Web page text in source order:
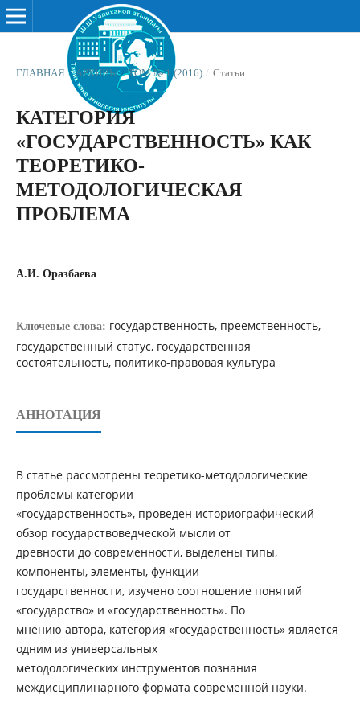
ГЛАВНАЯ / АРХИВЫ / ТОМ № 1 (2016) / Статьи
КАТЕГОРИЯ
«ГОСУДАРСТВЕННОСТЬ» КАК
ТЕОРЕТИКО-
МЕТОДОЛОГИЧЕСКАЯ
ПРОБЛЕМА
А.И. Оразбаева
Ключевые слова: государственность, преемственность,
государственный статус, государственная
состоятельность, политико-правовая культура
АННОТАЦИЯ
В статье рассмотрены теоретико-методологические
проблемы категории
«государственность», проведен историографический
обзор государствоведческой мысли от
древности до современности, выделены типы,
компоненты, элементы, функции
государственности, изучено соотношение понятий
«государство» и «государственность». По
мнению автора, категория «государственность» является
одним из универсальных
методологических инструментов познания
междисциплинарного формата современной науки.